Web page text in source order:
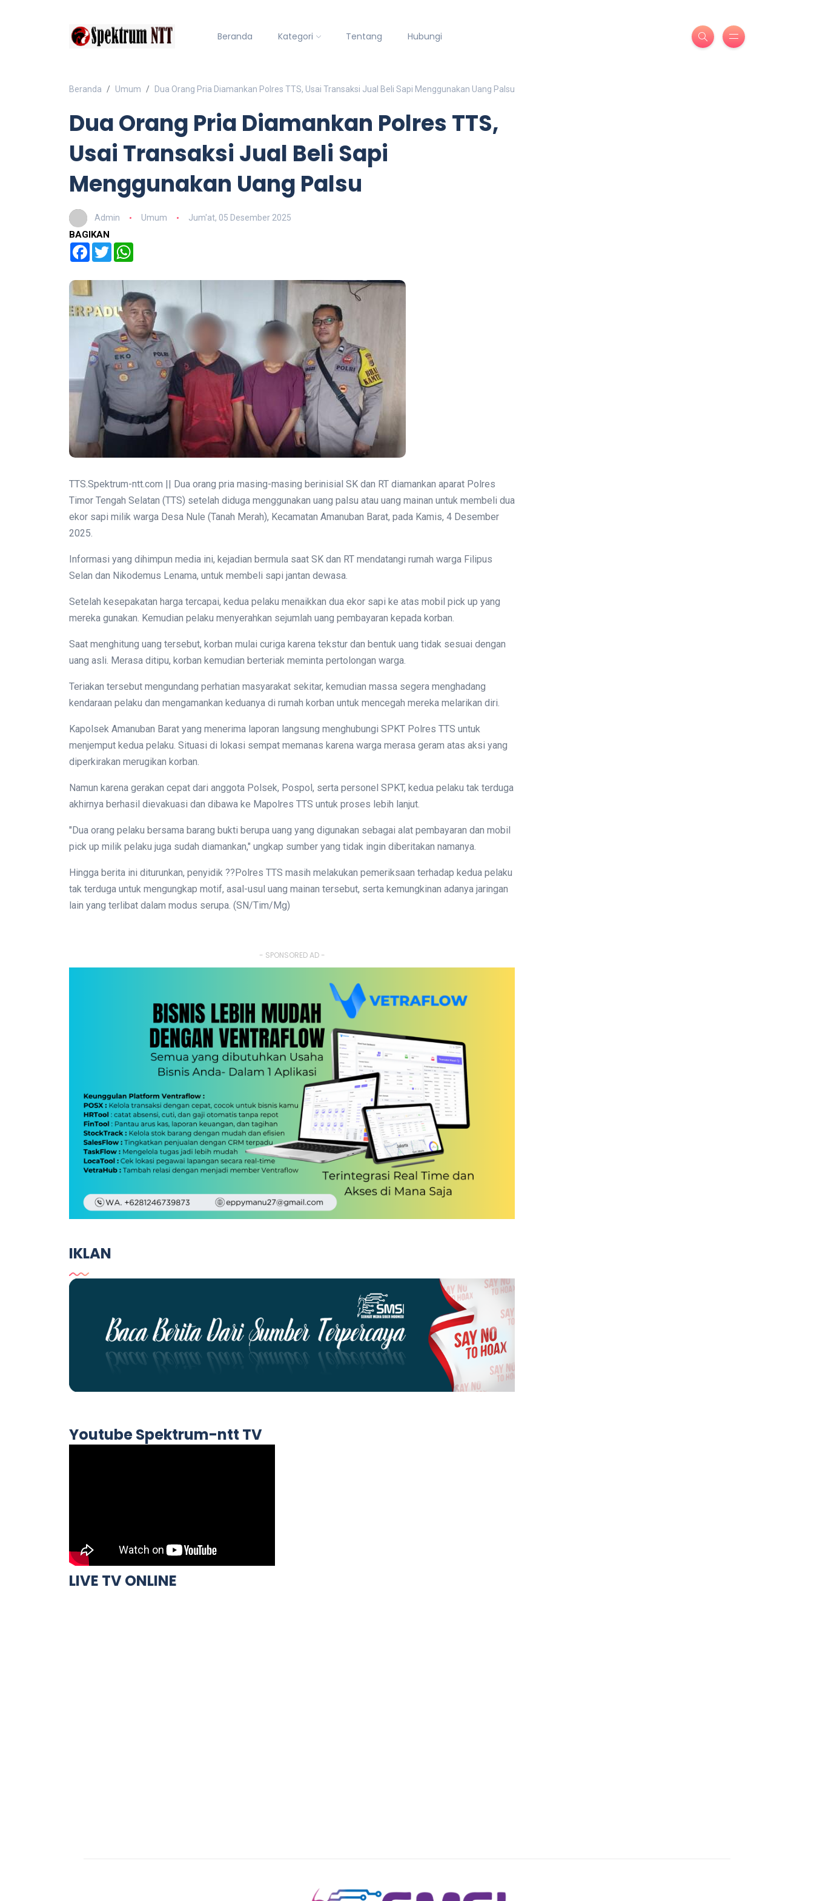
Beranda Kategori Tentang Hubungi
Beranda Umum Dua Orang Pria Diamankan Polres TTS, Usai Transaksi Jual Beli Sapi Menggunakan Uang Palsu
Dua Orang Pria Diamankan Polres TTS,
Usai Transaksi Jual Beli Sapi
Menggunakan Uang Palsu
Admin Umum Jum'at, 05 Desember 2025
BAGIKAN
Facebook
Twitter
TTS.Spektrum-ntt.com || Dua orang pria masing-masing berinisial SK dan RT diamankan aparat Polres
Timor Tengah Selatan (TTS) setelah diduga menggunakan uang palsu atau uang mainan untuk membeli dua
ekor sapi milik warga Desa Nule (Tanah Merah), Kecamatan Amanuban Barat, pada Kamis, 4 Desember
2025.
Informasi yang dihimpun media ini, kejadian bermula saat SK dan RT mendatangi rumah warga Filipus
Selan dan Nikodemus Lenama, untuk membeli sapi jantan dewasa.
Setelah kesepakatan harga tercapai, kedua pelaku menaikkan dua ekor sapi ke atas mobil pick up yang
mereka gunakan. Kemudian pelaku menyerahkan sejumlah uang pembayaran kepada korban.
Saat menghitung uang tersebut, korban mulai curiga karena tekstur dan bentuk uang tidak sesuai dengan
uang asli. Merasa ditipu, korban kemudian berteriak meminta pertolongan warga.
Teriakan tersebut mengundang perhatian masyarakat sekitar, kemudian massa segera menghadang
kendaraan pelaku dan mengamankan keduanya di rumah korban untuk mencegah mereka melarikan diri.
Kapolsek Amanuban Barat yang menerima laporan langsung menghubungi SPKT Polres TTS untuk
menjemput kedua pelaku. Situasi di lokasi sempat memanas karena warga merasa geram atas aksi yang
diperkirakan merugikan korban.
Namun karena gerakan cepat dari anggota Polsek, Pospol, serta personel SPKT, kedua pelaku tak terduga
akhirnya berhasil dievakuasi dan dibawa ke Mapolres TTS untuk proses lebih lanjut.
"Dua orang pelaku bersama barang bukti berupa uang yang digunakan sebagai alat pembayaran dan mobil
pick up milik pelaku juga sudah diamankan," ungkap sumber yang tidak ingin diberitakan namanya.
Hingga berita ini diturunkan, penyidik ??Polres TTS masih melakukan pemeriksaan terhadap kedua pelaku
tak terduga untuk mengungkap motif, asal-usul uang mainan tersebut, serta kemungkinan adanya jaringan
lain yang terlibat dalam modus serupa. (SN/Tim/Mg)
- SPONSORED AD -
IKLAN
Youtube Spektrum-ntt TV
LIVE TV ONLINE